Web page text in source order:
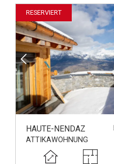
RESERVIERT
HAUTE-NENDAZ
ATTIKAWOHNUNG